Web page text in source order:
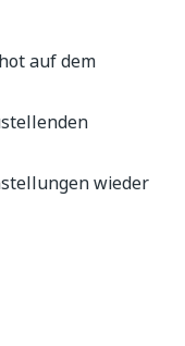
auf dem
wieder